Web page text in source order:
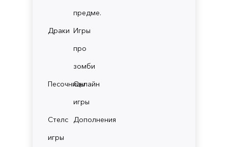
предме.
Драки Игры
про
зомби
ПесочницыОнлайн
игры
Стелс
игры
Дополнения